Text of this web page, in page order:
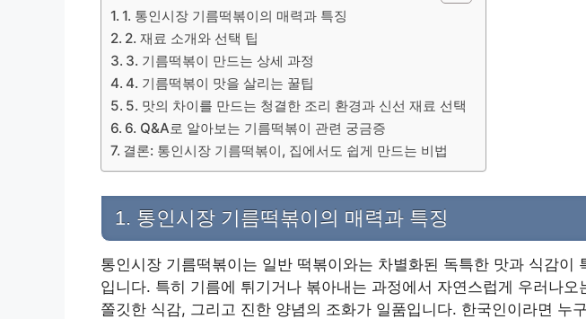
1. 통인시장 기름떡볶이의 매력과 특징
2. 재료 소개와 선택 팁
3. 기름떡볶이 만드는 상세 과정
4. 기름떡볶이 맛을 살리는 꿀팁
5. 맛의 차이를 만드는 청결한 조리 환경과 신선 재료 선택
6. Q&A로 알아보는 기름떡볶이 관련 궁금증
결론: 통인시장 기름떡볶이, 집에서도 쉽게 만드는 비법
1. 통인시장 기름떡볶이의 매력과 특징
통인시장 기름떡볶이는 일반 떡볶이와는 차별화된 독특한 맛과 식감이
입니다. 특히 기름에 튀기거나 볶아내는 과정에서 자연스럽게 우러나오
쫄깃한 식감, 그리고 진한 양념의 조화가 일품입니다. 한국인이라면 누